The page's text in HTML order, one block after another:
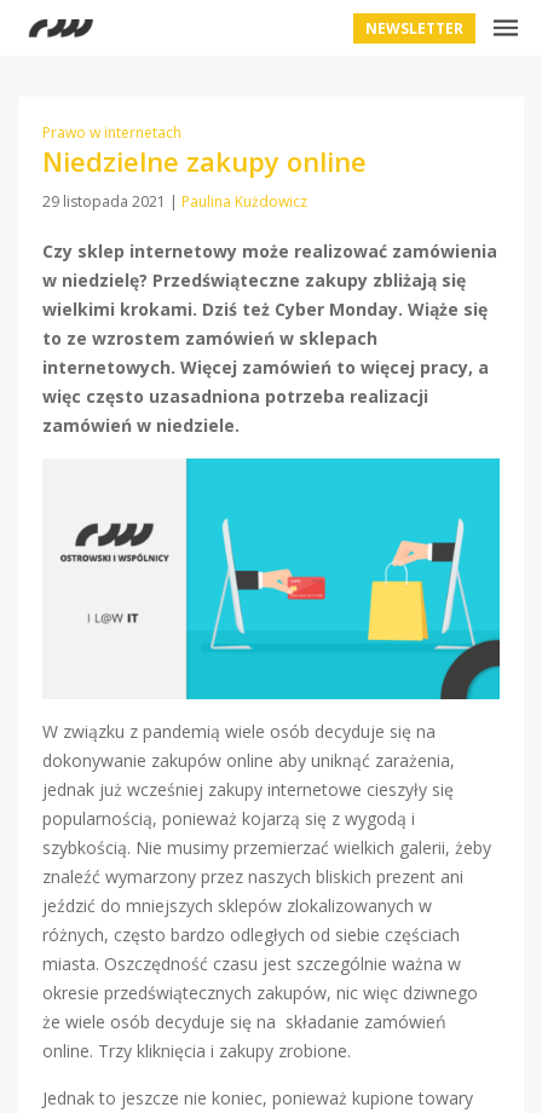
NEWSLETTER
Prawo w internetach
Niedzielne zakupy online
29 listopada 2021 | Paulina Kużdowicz
Czy sklep internetowy może realizować zamówienia
w niedzielę? Przedświąteczne zakupy zbliżają się
wielkimi krokami. Dziś też Cyber Monday. Wiąże się
to ze wzrostem zamówień w sklepach
internetowych. Więcej zamówień to więcej pracy, a
więc często uzasadniona potrzeba realizacji
zamówień w niedziele.
W związku z pandemią wiele osób decyduje się na
dokonywanie zakupów online aby uniknąć zarażenia,
jednak już wcześniej zakupy internetowe cieszyły się
popularnością, ponieważ kojarzą się z wygodą i
szybkością. Nie musimy przemierzać wielkich galerii, żeby
znaleźć wymarzony przez naszych bliskich prezent ani
jeździć do mniejszych sklepów zlokalizowanych w
różnych, często bardzo odległych od siebie częściach
miasta. Oszczędność czasu jest szczególnie ważna w
okresie przedświątecznych zakupów, nic więc dziwnego
że wiele osób decyduje się na składanie zamówień
online. Trzy kliknięcia i zakupy zrobione.
Jednak to jeszcze nie koniec, ponieważ kupione towary